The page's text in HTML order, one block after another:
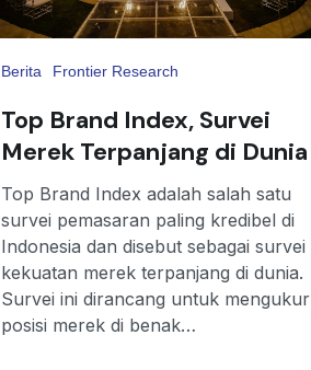
Berita Frontier Research
Top Brand Index, Survei
Merek Terpanjang di Dunia
Top Brand Index adalah salah satu
survei pemasaran paling kredibel di
Indonesia dan disebut sebagai survei
kekuatan merek terpanjang di dunia.
Survei ini dirancang untuk mengukur
posisi merek di benak…